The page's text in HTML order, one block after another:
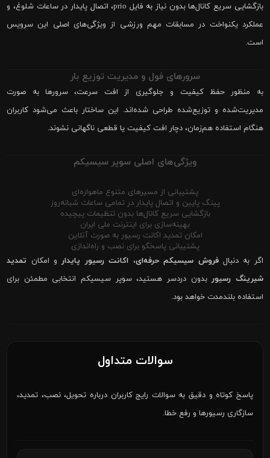
بازگشایی سریع کانال‌ها بدون نیاز به فایل prio، اتصال پایدار در ساعات شلوغ، و
عملکرد یکنواخت در مسابقات مهم ورزشی از ویژگی‌های اصلی این سرویس
است.
سرورهای فول و مدیریت توزیع بار
به منظور حفظ کیفیت و جلوگیری از افت سرعت، سرورها به صورت
مدیریت‌شده و توزیع‌شده طراحی شده‌اند. این ساختار باعث می‌شود کاربران
هنگام استفاده هم‌زمان، دچار افت کیفیت یا قطعی ناگهانی نشوند.
ویژگی‌های اصلی سوپر سیسیکم
پشتیبانی از مسیرهای متنوع ماهواره‌ای
پینگ پایین و اتصال پایدار در تمامی ساعات شبانه‌روز
بازگشایی سریع کانال‌ها بدون تنظیمات پیچیده
بهینه‌سازی برای اینترنت ملی ایران
امکان تمدید اکانت رسیور به صورت آنلاین
پشتیبانی پاسخگو برای نصب و راه‌اندازی
اگر به دنبالفروش سیسیکم حرفه‌ای، اکانت رسیور پایدارو امکان تمدید
شیرینگ رسیوربدون دردسر هستید، سوپر سیسیکم انتخابی مطمئن برای
استفاده بلندمدت خواهد بود.
سوالات متداول
پاسخ کوتاه و دقیق به سوالات رایج کاربران درباره تحویل، نصب، تمدید،
سازگاری رسیورها و رفع خطا.